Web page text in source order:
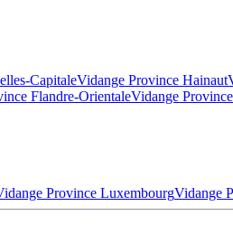
CapitaleVidange Province Hainaut
Flandre-OrientaleVidange
Province LuxembourgVidange